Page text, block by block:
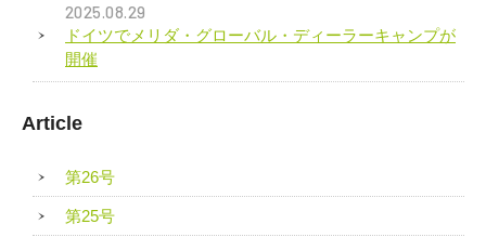
2025.08.29
ドイツでメリダ・グローバル・ディーラーキャンプが
開催
Article
第26号
第25号